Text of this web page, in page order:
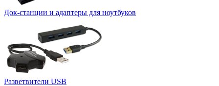
Док-станции и адаптеры для ноутбуков
Разветвители USB